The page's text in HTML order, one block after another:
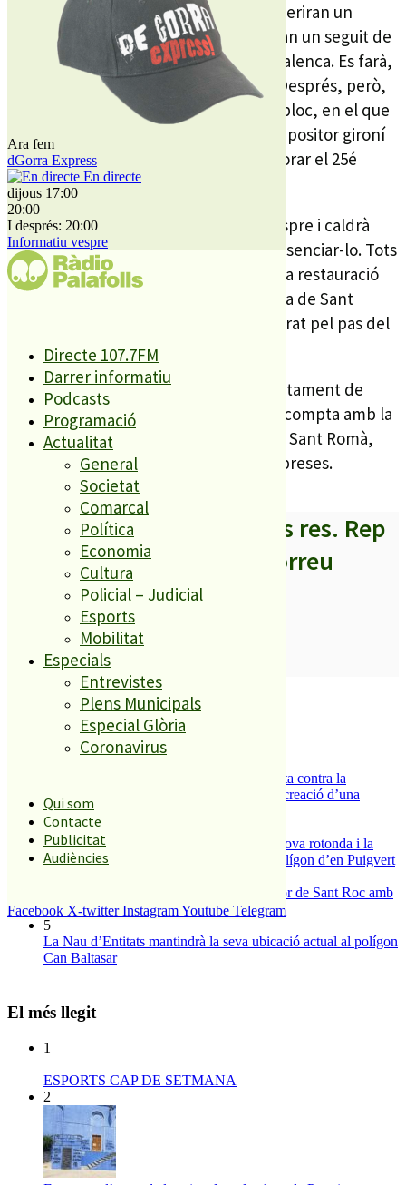
Ara fem
dGorra Express
En directe
dijous 17:00
20:00
I després: 20:00
Informatiu vespre
Directe 107.7FM
Darrer informatiu
Podcasts
Programació
Actualitat
General
Societat
Comarcal
Política
Economia
Cultura
Policial – Judicial
Esports
Mobilitat
Especials
Entrevistes
Plens Municipals
Especial Glòria
Coronavirus
Qui som
Contacte
Publicitat
Audiències
Facebook X-twitter InstagramYoutube Telegram
població. Els alumnes de l’escolania oferiran un
repertori variat. D’una banda mostraran un seguit de
cançons propies de la temporada nadalenca. Es farà,
doncs, un concert de Nadal avançat. Després, però,
l’espectacle comptarà amb un segon bloc, en el que
els escolanets cantaran obres del compositor gironí
Francesc Civil Castellví, per commemorar el 25é
aniversari de la seva mort.
El concert començarà a les 21h del vespre i caldrà
pagar una entrada de 20 euros per presenciar-lo. Tots
els fonts recaptats aniran destinats a la restauració
de l’antic orgue parroquial de l’església de Sant
Romà, que ara mateix es troba deteriorat pel pas del
temps.
L’espectacle està organitzat per l’Ajuntament de
Lloret i el Club Marina Casinet. A més, compta amb la
col·laboració de la pròpia Parròquia de Sant Romà,
així com de diferents fundacions i empreses.
A partir d’ara no et perdis res. Rep
els titulars al teu correu
SUBSCRIURE’M
És tendència ara
ESPORTS CAP DE SETMANA
Els veïns de Palafolls refermen la seva lluita contra la
benzinera del carrer Passada i preparen la creació d’una
plataforma
3
S’aprova definitivament el projecte de la nova rotonda i la
millora del pont de la riera de Reixac al polígon d’en Puigvert
Malgrat de Mar enceta demà la Festa Major de Sant Roc amb
deu dies de festa i tradició
5
La Nau d’Entitats mantindrà la seva ubicació actual al polígon
Can Baltasar
El més llegit
1
ESPORTS CAP DE SETMANA
2